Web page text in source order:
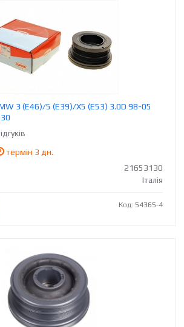
3 (E46)/5 (E39)/X5 (E53) 3.0D 98-05
термін 3 дн.
21653130
Італія
Код: 54365-4